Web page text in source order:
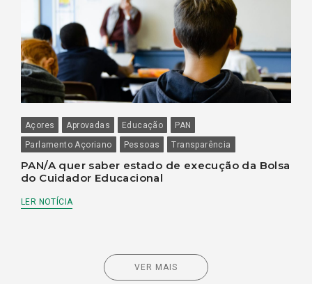
Açores Aprovadas Educação
PAN
Parlamento Açoriano
Pessoas Transparência
PAN/A quer saber estado de execução da Bolsa
do Cuidador Educacional
LER NOTÍCIA
VER MAIS